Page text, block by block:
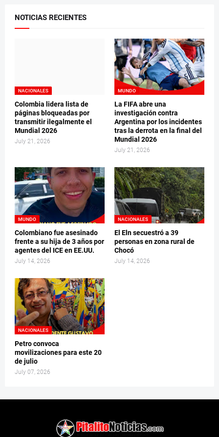
NOTICIAS RECIENTES
NACIONALES
Colombia lidera lista de
páginas bloqueadas por
transmitir ilegalmente el
Mundial 2026
July 21, 2026
MUNDO
La FIFA abre una
investigación contra
Argentina por los incidentes
tras la derrota en la final del
Mundial 2026
July 21, 2026
MUNDO
Colombiano fue asesinado
frente a su hija de 3 años por
agentes del ICE en EE.UU.
July 14, 2026
NACIONALES
El Eln secuestró a 39
personas en zona rural de
Chocó
July 14, 2026
NACIONALES
Petro convoca
movilizaciones para este 20
de julio
July 07, 2026